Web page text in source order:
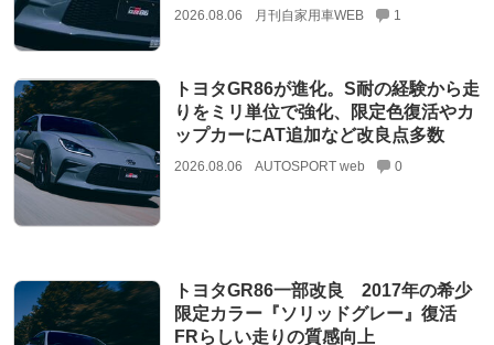
2026.08.06 月刊自家用車WEB 1
トヨタGR86が進化。S耐の経験から走
りをミリ単位で強化、限定色復活やカ
ップカーにAT追加など改良点多数
2026.08.06 AUTOSPORT web 0
トヨタGR86一部改良 2017年の希少
限定カラー『ソリッドグレー』復活
FRらしい走りの質感向上